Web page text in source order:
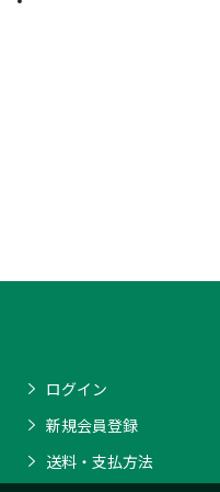
ログイン
新規会員登録
送料・支払方法